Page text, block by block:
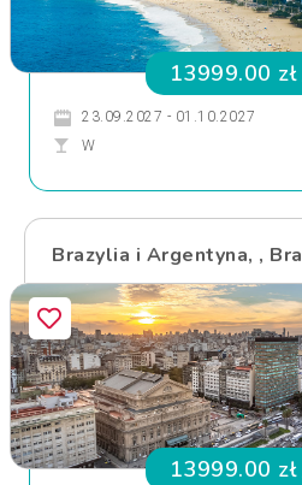
13999.00 zł
23.09.2027 - 01.10.2027
W
Brazylia i Argentyna, ,
13999.00 zł